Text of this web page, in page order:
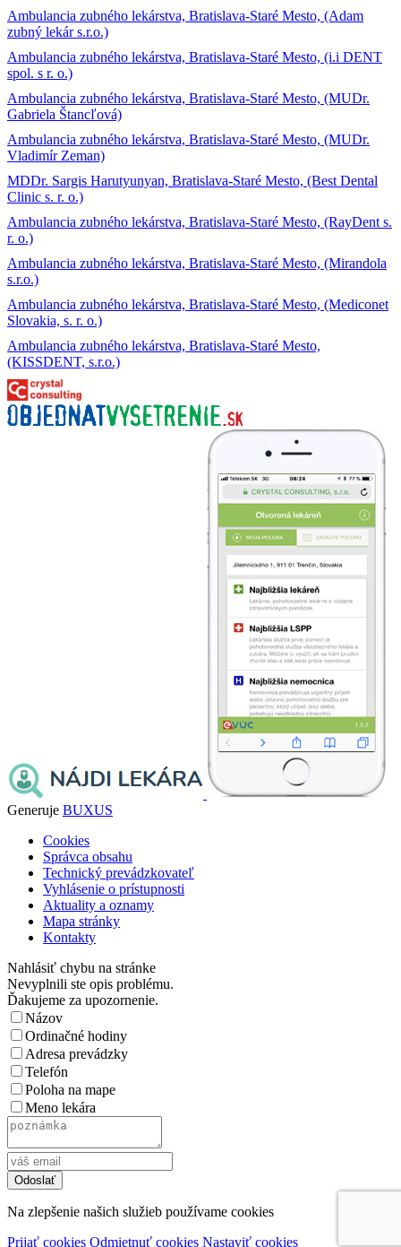
Ambulancia zubného lekárstva, Bratislava-Staré Mesto, (Adam
zubný lekár s.r.o.)
Ambulancia zubného lekárstva, Bratislava-Staré Mesto, (i.i DENT
spol. s r. o.)
Ambulancia zubného lekárstva, Bratislava-Staré Mesto, (MUDr.
Gabriela Štancľová)
Ambulancia zubného lekárstva, Bratislava-Staré Mesto, (MUDr.
Vladimír Zeman)
MDDr. Sargis Harutyunyan, Bratislava-Staré Mesto, (Best Dental
Clinic s. r. o.)
Ambulancia zubného lekárstva, Bratislava-Staré Mesto, (RayDent s.
r. o.)
Ambulancia zubného lekárstva, Bratislava-Staré Mesto, (Mirandola
s.r.o.)
Ambulancia zubného lekárstva, Bratislava-Staré Mesto, (Mediconet
Slovakia, s. r. o.)
Ambulancia zubného lekárstva, Bratislava-Staré Mesto,
(KISSDENT, s.r.o.)
Generuje BUXUS
Cookies
Správca obsahu
Technický prevádzkovateľ
Vyhlásenie o prístupnosti
Aktuality a oznamy
Mapa stránky
Kontakty
Nahlásiť chybu na stránke
Nevyplnili ste opis problému.
Ďakujeme za upozornenie.
Názov
Ordinačné hodiny
Adresa prevádzky
Telefón
Poloha na mape
Meno lekára
Na zlepšenie našich služieb používame cookies
Prijať cookies Odmietnuť cookies Nastaviť cookies